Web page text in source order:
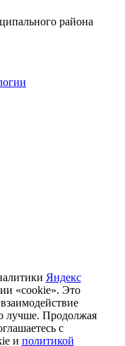
района
Яндекс
«cookie». Это
лучше. Продолжая
с
и политикой